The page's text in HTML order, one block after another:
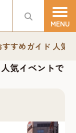
すめガイド 人気
気イベントで